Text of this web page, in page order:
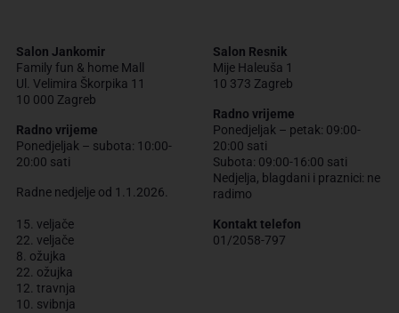
Salon Jankomir
Family fun & home Mall
Ul. Velimira Škorpika 11
10 000 Zagreb
Radno vrijeme
Ponedjeljak – subota: 10:00-
20:00 sati
Radne nedjelje od 1.1.2026.
15. veljače
22. veljače
8. ožujka
22. ožujka
12. travnja
10. svibnja
Salon Resnik
Mije Haleuša 1
10 373 Zagreb
Radno vrijeme
Ponedjeljak – petak: 09:00-
20:00 sati
Subota: 09:00-16:00 sati
Nedjelja, blagdani i praznici: ne
radimo
Kontakt telefon
01/2058-797